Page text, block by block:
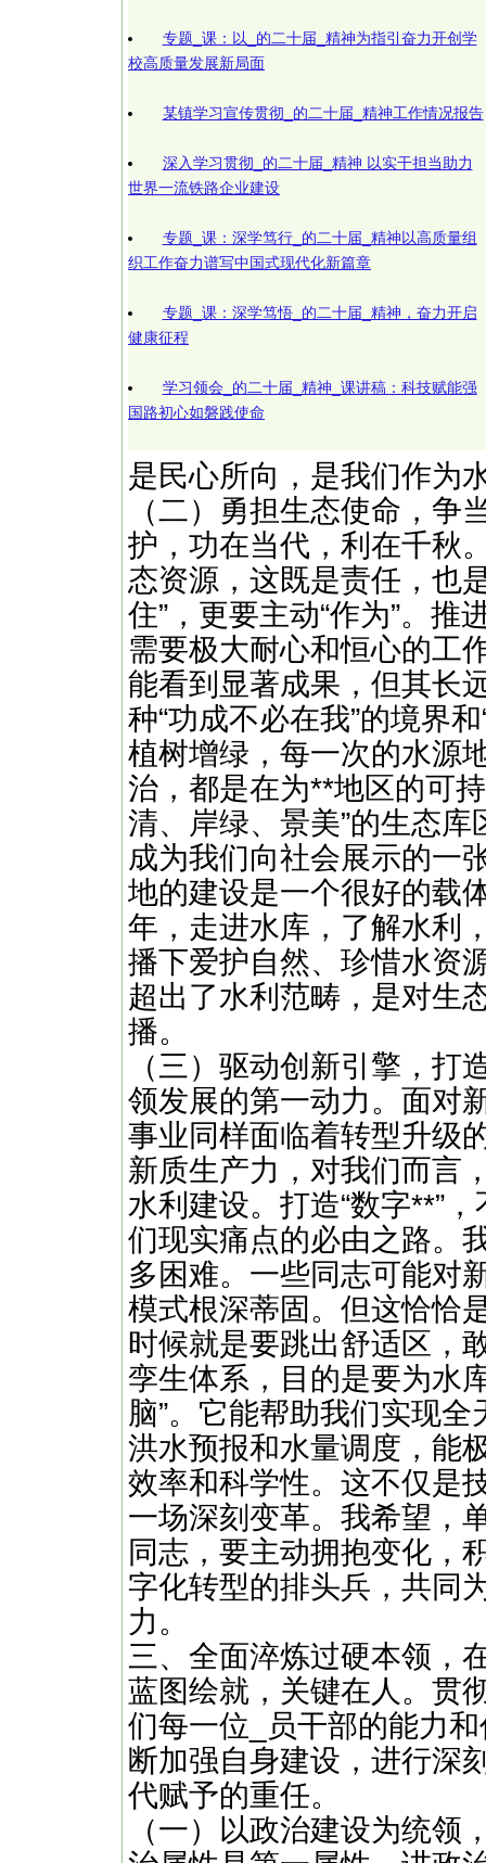
专题_课：以_的二十届_精神为指引奋力开创学
校高质量发展新局面
某镇学习宣传贯彻_的二十届_精神工作情况报告
深入学习贯彻_的二十届_精神 以实干担当助力
世界一流铁路企业建设
专题_课：深学笃行_的二十届_精神以高质量组
织工作奋力谱写中国式现代化新篇章
专题_课：深学笃悟_的二十届_精神，奋力开启
健康征程
学习领会_的二十届_精神_课讲稿：科技赋能强
国路初心如磐践使命
是民心所向，是我们作为
（二）勇担生态使命，争
护，功在当代，利在千秋
态资源，这既是责任，也
住”，更要主动“作为”。
需要极大耐心和恒心的工
能看到显著成果，但其长
种“功成不必在我”的境界
植树增绿，每一次的水源
治，都是在为**地区的可
清、岸绿、景美”的生态
成为我们向社会展示的一
地的建设是一个很好的载
年，走进水库，了解水利
播下爱护自然、珍惜水资
超出了水利范畴，是对生
播。
（三）驱动创新引擎，打
领发展的第一动力。面对
事业同样面临着转型升级
新质生产力，对我们而言
水利建设。打造“数字**”
们现实痛点的必由之路。
多困难。一些同志可能对
模式根深蒂固。但这恰恰
时候就是要跳出舒适区，
孪生体系，目的是要为水
脑”。它能帮助我们实现
洪水预报和水量调度，能
效率和科学性。这不仅是
一场深刻变革。我希望，
同志，要主动拥抱变化，
字化转型的排头兵，共同
力。
三、全面淬炼过硬本领，
蓝图绘就，关键在人。贯
们每一位_员干部的能力
断加强自身建设，进行深
代赋予的重任。
（一）以政治建设为统领